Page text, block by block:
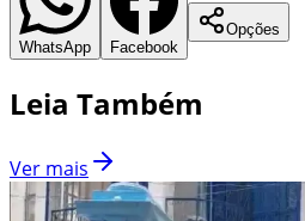
WhatsApp Facebook
Opções
Leia Também
Ver mais